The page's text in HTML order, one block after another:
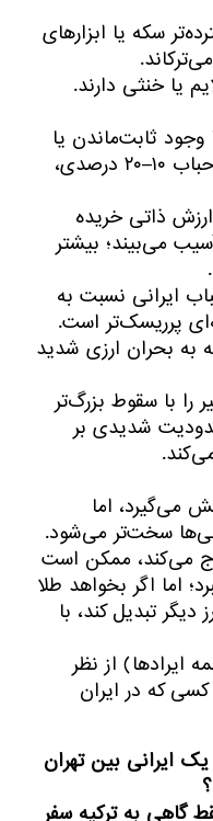
سکه یا ابزارهای
یا خنثی دارند.
ثابت‌ماندن یا
رشد خفیف طلا، به‌خاطر ریزش حباب ۱۰–۲۰ درصدی،
ذاتی خریده
می‌بیند؛ بیشتر
ایرانی نسبت به
پرریسک‌تر است.
با سقوط بزرگ‌تر
شدیدی بر
می‌گیرد، اما
سخت‌تر می‌شود.
می‌کند، ممکن است
اما اگر بخواهد طلا
دیگر تبدیل کند، با
ایرادها) از نظر
که در ایران
ایرانی بین تهران
گاهی به ترکیه سفر